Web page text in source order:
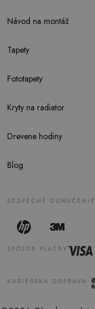
Návod na montáž
Tapety
Fototapety
Kryty na radiator
Drevene hodiny
Blog
BEZPEČNÉ DORUČENIE
KURIÉRSKA DOPRAVA
SPÔSOB PLATBY